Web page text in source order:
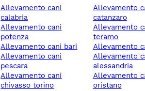
allevamento cani
calabria
allevamento cani
potenza
allevamento cani bari
allevamento cani
pescara
allevamento cani
chivasso torino
allevamento cani
catanzaro
allevamento cani
teramo
allevamento
allevamento cani
alessandria
allevamento cani
oristano